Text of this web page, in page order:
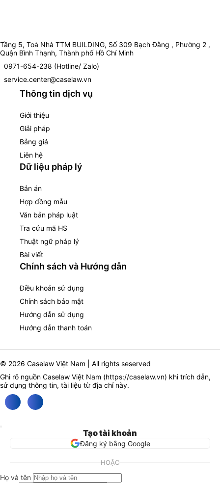
Tầng 5, Toà Nhà TTM BUILDING, Số 309 Bạch Đằng , Phường 2 ,
Quận Bình Thạnh, Thành phố Hồ Chí Minh
0971-654-238 (Hotline/ Zalo)
service.center@caselaw.vn
Thông tin dịch vụ
Giới thiệu
Giải pháp
Bảng giá
Liên hệ
Dữ liệu pháp lý
Bản án
Hợp đồng mẫu
Văn bản pháp luật
Tra cứu mã HS
Thuật ngữ pháp lý
Bài viết
Chính sách và Hướng dẫn
Điều khoản sử dụng
Chính sách bảo mật
Hướng dẫn sử dụng
Hướng dẫn thanh toán
© 2026 Caselaw Việt Nam | All rights seserved
Ghi rõ nguồn Caselaw Việt Nam (https://caselaw.vn) khi trích dẫn,
sử dụng thông tin, tài liệu từ địa chỉ này.
Tạo tài khoản
Đăng ký bằng Google
HOẶC
Họ và tên